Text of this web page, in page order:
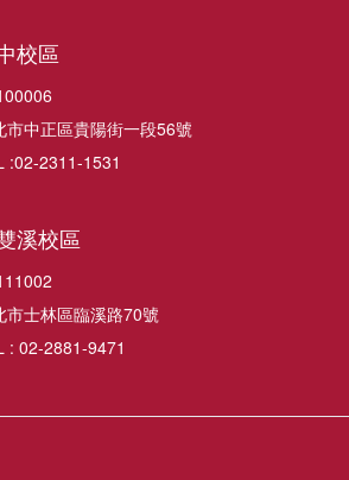
校區
市中正區貴陽街一段56號
:02-2311-1531
溪校區
市士林區臨溪路70號
: 02-2881-9471